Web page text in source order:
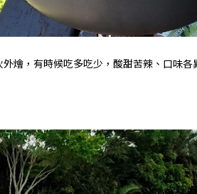
燴，有時候吃多吃少，酸甜苦辣、口味